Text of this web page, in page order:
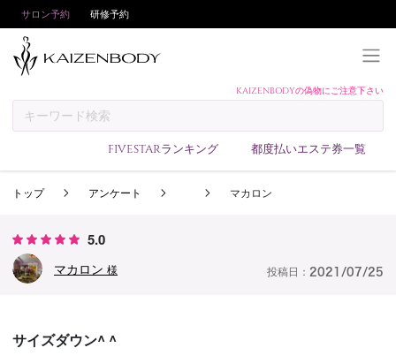
サロン予約 研修予約
KAIZENBODYの偽物にご注意下さい
FIVESTARランキング 都度払いエステ券一覧
予約方法
サロンランキング
トップ アンケート マカロン
5.0
マカロン 様 投稿日： 2021/07/25
サイズダウン^ ^